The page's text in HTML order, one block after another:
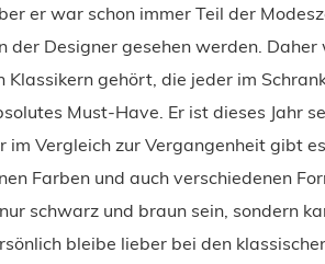
er war schon immer Teil der
der Designer gesehen werden.
Klassikern gehört, die jeder im
Must-Have. Er ist dieses Jahr
im Vergleich zur Vergangenheit gibt
Farben und auch verschiedenen
schwarz und braun sein, sondern
bleibe lieber bei den